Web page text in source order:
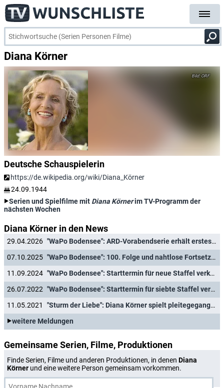
Diana Körner
ORF
Deutsche Schauspielerin
https://de.wikipedia.org/wiki/Diana_Körner
24.09.1944
Serien und Spielfilme mit Diana Körnerim TV-Programm der
nächsten Wochen
Diana Körner in den News
29.04.2026
"WaPo Bodensee": ARD-Vorabendserie erhält erstes Primetime-Special
07.10.2025
"WaPo Bodensee": 100. Folge und nahtlose Fortsetzung mit achter Staffel
11.09.2024
"WaPo Bodensee": Starttermin für neue Staffel verkündet
26.07.2022
"WaPo Bodensee": Starttermin für siebte Staffel verkündet
11.05.2021
"Sturm der Liebe": Diana Körner spielt pleitegegangene Diva
weitere Meldungen
Gemeinsame Serien, Filme, Produktionen
Finde Serien, Filme und anderen Produktionen, in denen Diana
Körner und eine weitere Person gemeinsam vorkommen.